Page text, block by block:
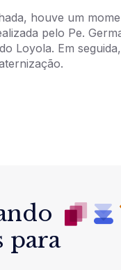
houve um
pelo Pe.
Loyola. Em
para